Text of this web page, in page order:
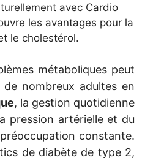
avec Cardio
les avantages pour la
le cholestérol.
métaboliques peut
nombreux adultes en
, la gestion quotidienne
pression artérielle et du
constante.
de diabète de type 2,